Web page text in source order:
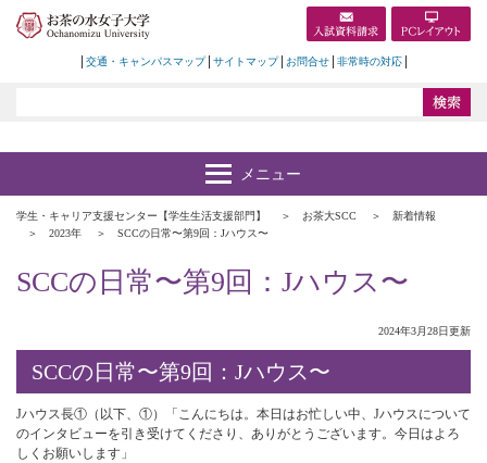
交通・キャンパスマップ サイトマップ お問合せ 非常時の対応
学生・キャリア支援センター【学生生活支援部門】 お茶大SCC
新着情報
2023年
SCCの日常〜第9回：Jハウス〜
SCCの日常〜第9回：Jハウス〜
2024年3月28日更新
SCCの日常〜第9回：Jハウス〜
Jハウス長①（以下、①）「こんにちは。本日はお忙しい中、Jハウスについて
のインタビューを引き受けてくださり、ありがとうございます。今日はよろ
しくお願いします」